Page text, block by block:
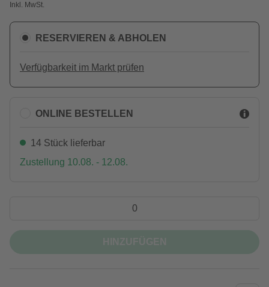
Inkl. MwSt.
RESERVIEREN & ABHOLEN
Verfügbarkeit im Markt prüfen
ONLINE BESTELLEN
14 Stück lieferbar
Zustellung 10.08. - 12.08.